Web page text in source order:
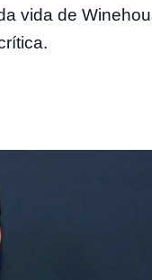
vida de